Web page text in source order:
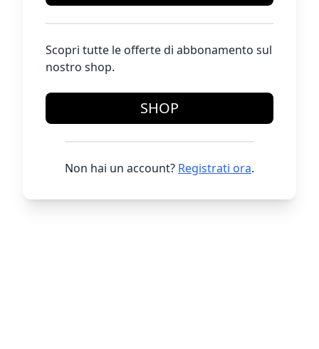
Scopri tutte le offerte di abbonamento sul
nostro shop.
SHOP
Non hai un account? Registrati ora.